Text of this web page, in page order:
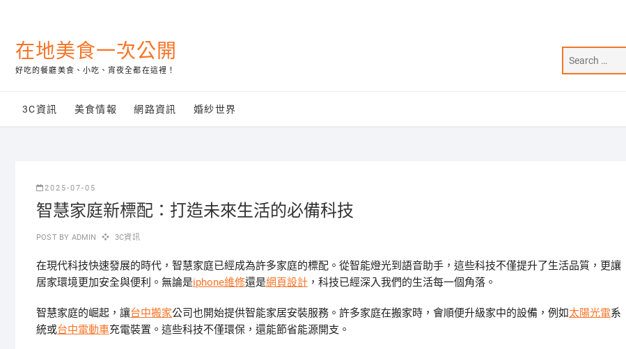
content在地美食一次公開
好吃的餐廳美食、小吃、宵夜全都在這裡！
3C資訊 美食情報 網路資訊 婚紗世界
2025-07-05
智慧家庭新標配：打造未來生活的必備科技
POST BY ADMIN 3C資訊
在現代科技快速發展的時代，智慧家庭已經成為許多家庭的標配。從智能燈光到語音助手，這些科技不僅提升了生活品質，更讓
居家環境更加安全與便利。無論是iphone維修還是網頁設計 ，科技已經深入我們的生活每一個角落。
智慧家庭的崛起，讓台中搬家公司也開始提供智能家居安裝服務。許多家庭在搬家時，會順便升級家中的設備，例如太陽光電系
統或台中電動車充電裝置。這些科技不僅環保，還能節省能源開支。